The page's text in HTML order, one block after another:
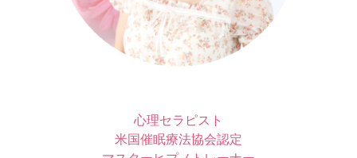
心理セラピスト
米国催眠療法協会認定